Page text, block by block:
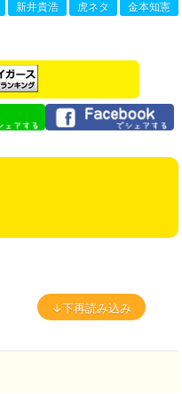
新井貴浩 虎ネタ 金本知憲
↓下再読み込み